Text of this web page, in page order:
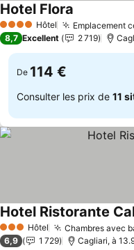
4 Étoiles Hôtel Emplacement
Hotel Flora
8,7 Excellent 2 719
De 114 €
Consulter les prix de 11
3 ÉtoilesHôtel Chambres avec
Hotel Ristorante
6,9 1 729 Cagliari, à